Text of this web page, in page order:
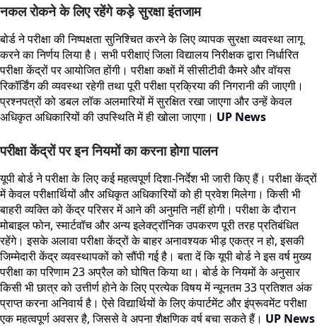
नकल रोकने के लिए रहेंगे कड़े सुरक्षा इंतजाम
बोर्ड ने परीक्षा की निष्पक्षता सुनिश्चित करने के लिए व्यापक सुरक्षा व्यवस्था लागू
करने का निर्णय लिया है। सभी परीक्षाएं जिला विद्यालय निरीक्षक द्वारा निर्धारित
परीक्षा केंद्रों पर आयोजित होंगी। परीक्षा कक्षों में सीसीटीवी कैमरे और वॉयस
रिकॉर्डिंग की व्यवस्था रहेगी तथा पूरी परीक्षा प्रक्रिया की निगरानी की जाएगी।
प्रश्नपत्रों को डबल लॉक अलमारियों में सुरक्षित रखा जाएगा और उन्हें केवल
अधिकृत अधिकारियों की उपस्थिति में ही खोला जाएगा। UP News
परीक्षा केंद्रों पर इन नियमों का करना होगा पालन
यूपी बोर्ड ने परीक्षा के लिए कई महत्वपूर्ण दिशा-निर्देश भी जारी किए हैं। परीक्षा केंद्रों
में केवल परीक्षार्थियों और अधिकृत अधिकारियों को ही प्रवेश मिलेगा। किसी भी
बाहरी व्यक्ति को केंद्र परिसर में आने की अनुमति नहीं होगी। परीक्षा के दौरान
मोबाइल फोन, स्मार्टवॉच और अन्य इलेक्ट्रॉनिक उपकरण पूरी तरह प्रतिबंधित
रहेंगे। इसके अलावा परीक्षा केंद्रों के बाहर अनावश्यक भीड़ एकत्र न हो, इसकी
जिम्मेदारी केंद्र व्यवस्थापकों को सौंपी गई है। बता दें कि यूपी बोर्ड ने इस वर्ष मुख्य
परीक्षा का परिणाम 23 अप्रैल को घोषित किया था। बोर्ड के नियमों के अनुसार
किसी भी छात्र को उत्तीर्ण होने के लिए प्रत्येक विषय में न्यूनतम 33 प्रतिशत अंक
प्राप्त करना अनिवार्य है। ऐसे विद्यार्थियों के लिए कंपार्टमेंट और इंप्रूवमेंट परीक्षा
एक महत्वपूर्ण अवसर है, जिससे वे अपना शैक्षणिक वर्ष बचा सकते हैं। UP News